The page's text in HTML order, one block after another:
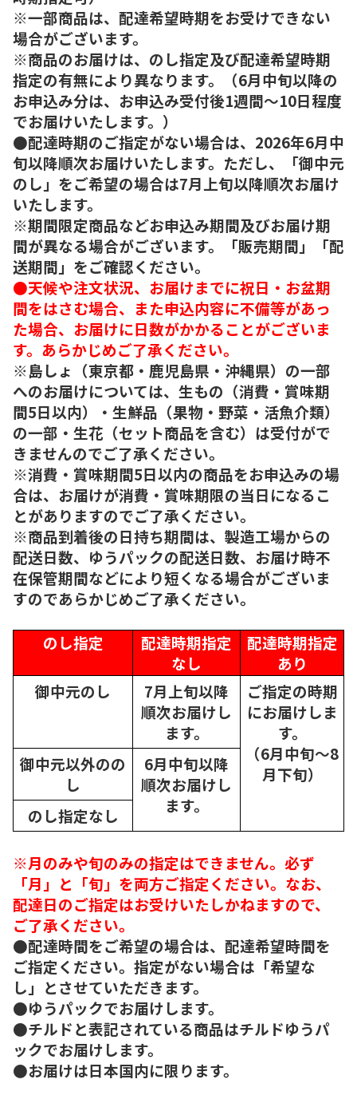
※一部商品は、配達希望時期をお受けできない
場合がございます。
※商品のお届けは、のし指定及び配達希望時期
指定の有無により異なります。（6月中旬以降の
お申込み分は、お申込み受付後1週間～10日程度
でお届けいたします。）
●配達時期のご指定がない場合は、2026年6月中
旬以降順次お届けいたします。ただし、「御中元
のし」をご希望の場合は7月上旬以降順次お届け
いたします。
※期間限定商品などお申込み期間及びお届け期
間が異なる場合がございます。「販売期間」「配
送期間」をご確認ください。
●天候や注文状況、お届けまでに祝日・お盆期
間をはさむ場合、また申込内容に不備等があっ
た場合、お届けに日数がかかることがございま
す。あらかじめご了承ください。
※島しょ（東京都・鹿児島県・沖縄県）の一部
へのお届けについては、生もの（消費・賞味期
間5日以内）・生鮮品（果物・野菜・活魚介類）
の一部・生花（セット商品を含む）は受付がで
きませんのでご了承ください。
※消費・賞味期間5日以内の商品をお申込みの場
合は、お届けが消費・賞味期限の当日になるこ
とがありますのでご了承ください。
※商品到着後の日持ち期間は、製造工場からの
配送日数、ゆうパックの配送日数、お届け時不
在保管期間などにより短くなる場合がございま
すのであらかじめご了承ください。
のし指定
配達時期指定
なし
配達時期指定
あり
御中元のし
7月上旬以降
順次お届けし
ます。
ご指定の時期
にお届けしま
す。
（6月中旬～8
月下旬）
御中元以外のの
し
6月中旬以降
順次お届けし
ます。
のし指定なし
※月のみや旬のみの指定はできません。必ず
「月」と「旬」を両方ご指定ください。なお、
配達日のご指定はお受けいたしかねますので、
ご了承ください。
●配達時間をご希望の場合は、配達希望時間を
ご指定ください。指定がない場合は「希望な
し」とさせていただきます。
●ゆうパックでお届けします。
●チルドと表記されている商品はチルドゆうパ
ックでお届けします。
●お届けは日本国内に限ります。